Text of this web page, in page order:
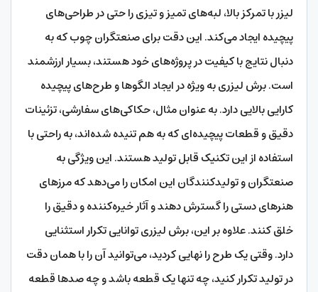
لیزر با تمرکز بالا، لبه‌های تمیز و تیزی را حتی در طراحی‌های
پیچیده ایجاد می‌کند. این دقت برای صنعتگران چوب که به
دنبال نتایج با کیفیت در پروژه‌های خود هستند، بسیار ارزشمند
است. برش لیزری به ویژه در ایجاد الگوها و طرح‌های پیچیده
کارایی بالایی دارد. به عنوان مثال، حکاکی‌های سفارشی، تزئینات
دقیق و قطعات پیچیده‌ای که به هم تنیده شده‌اند، به راحتی با
استفاده از این تکنیک قابل تولید هستند. این ویژگی به
صنعتگران و تولیدکنندگان این امکان را می‌دهد که مرزهای
هنرهای دستی را گسترش دهند و آثار خیره‌کننده و دقیق را
خلق کنند. علاوه بر این، برش لیزری توانایی تکرار استثنایی
دارد. وقتی یک طرح را نهایی کردید، می‌توانید آن را با همان دقت
در تولید تکرار کنید، چه تنها یک قطعه باشد و چه صدها قطعه